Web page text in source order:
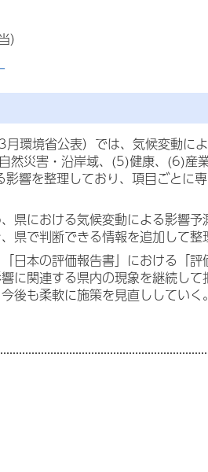
環境省公表）では、気候変動に
然災害・沿岸域、(5)健康、(6)産
響を整理しており、項目ごとに
県における気候変動による影響
県で判断できる情報を追加して整
日本の評価報告書」における「
に関連する県内の現象を継続し
後も柔軟に施策を見直ししていく。